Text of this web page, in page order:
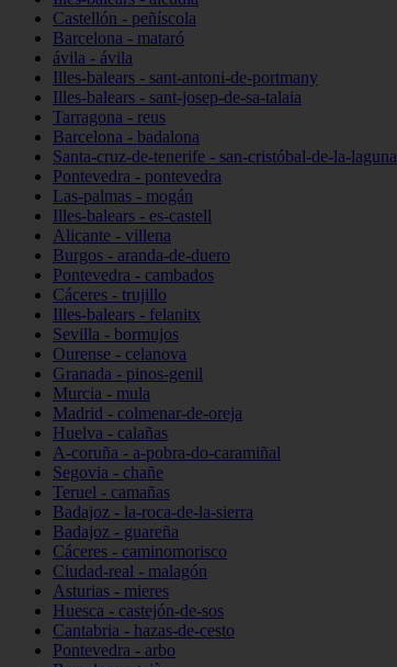
Castellón - peñíscola
Barcelona - mataró
ávila - ávila
Illes-balears - sant-antoni-de-portmany
Illes-balears - sant-josep-de-sa-talaia
Tarragona - reus
Barcelona - badalona
Santa-cruz-de-tenerife - san-cristóbal-de-la-laguna
Pontevedra - pontevedra
Las-palmas - mogán
Illes-balears - es-castell
Alicante - villena
Burgos - aranda-de-duero
Pontevedra - cambados
Cáceres - trujillo
Illes-balears - felanitx
Sevilla - bormujos
Ourense - celanova
Granada - pinos-genil
Murcia - mula
Madrid - colmenar-de-oreja
Huelva - calañas
A-coruña - a-pobra-do-caramiñal
Segovia - chañe
Teruel - camañas
Badajoz - la-roca-de-la-sierra
Badajoz - guareña
Cáceres - caminomorisco
Ciudad-real - malagón
Asturias - mieres
Huesca - castejón-de-sos
Cantabria - hazas-de-cesto
Pontevedra - arbo